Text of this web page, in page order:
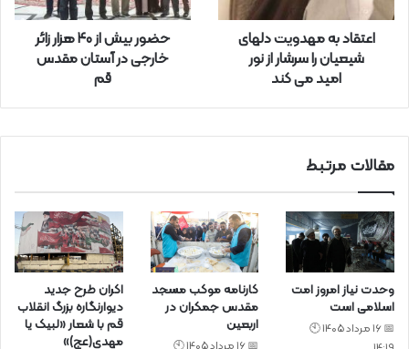
ر
اعتقاد به مهدویت دلهای
شیعیان را سرشار از نور
امید می کند
حضور بیش از ۴۰ هزار زائر
خارجی در آستان مقدس
قم
مقالات مرتبط
وحدت نیاز امروز امت
اسلامی است
📅 16 مرداد 1405 🕙
کارنامه موکب مسجد
مقدس جمکران در
اربعین
اکران طرح جدید
دیوارنگاره بزرگ انقلاب
قم با شعار «لبیک یا
مهدی(عج)»